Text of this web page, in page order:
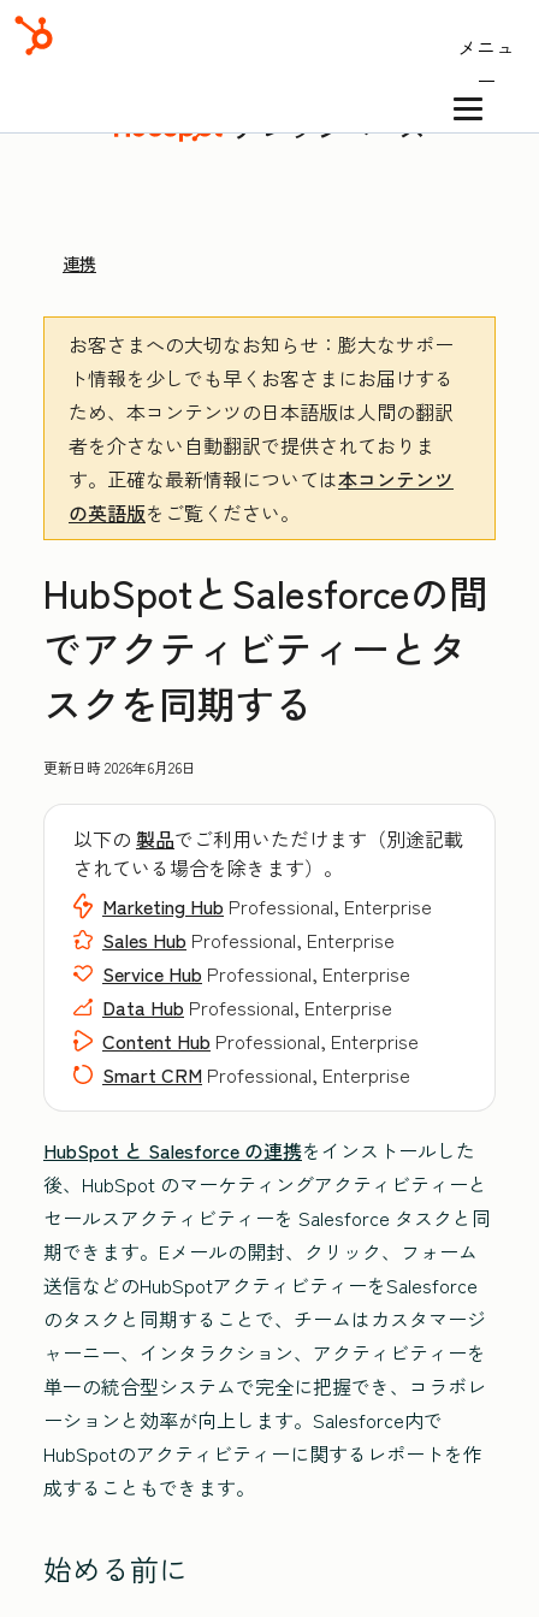
メニュ
ー
ナレッジベース
連携
お客さまへの大切なお知らせ ：膨大なサポー
ト情報を少しでも早くお客さまにお届けする
ため、本コンテンツの日本語版は人間の翻訳
者を介さない自動翻訳で提供されておりま
す。 正確な最新情報については本コンテンツ
の英語版をご覧ください。
HubSpotとSalesforceの間
でアクティビティーとタ
スクを同期する
更新日時2026年6月26日
以下の 製品でご利用いただけます（別途記載
されている場合を除きます）。
Marketing Hub Professional, Enterprise
Sales Hub Professional, Enterprise
Service Hub Professional, Enterprise
Data Hub Professional, Enterprise
Content Hub Professional, Enterprise
Smart CRM Professional, Enterprise
HubSpot と Salesforce の連携をインストールした
後、HubSpot のマーケティングアクティビティーと
セールスアクティビティーを Salesforce タスクと同
期できます。Eメールの開封、クリック、フォーム
送信などのHubSpotアクティビティーをSalesforce
のタスクと同期することで、チームはカスタマージ
ャーニー、インタラクション、アクティビティーを
単一の統合型システムで完全に把握でき、コラボレ
ーションと効率が向上します。Salesforce内で
HubSpotのアクティビティーに関するレポートを作
成することもできます。
始める前に